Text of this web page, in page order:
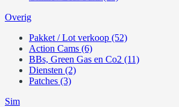
Overig
Pakket / Lot verkoop (52)
Action Cams (6)
BBs, Green Gas en Co2 (11)
Diensten (2)
Patches (3)
Sim